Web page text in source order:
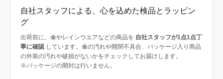
自社スタッフによる、心を込めた検品とラッピン
グ
出荷前に、傘やレインウエアなどの商品を 自社スタッフが1点1点丁
寧に確認 しています。傘の汚れや開閉不具合、パッケージ入り商品
の外装の汚れや破損がないかをチェックしてお届けします。
※パッケージの開封は行いません。